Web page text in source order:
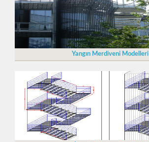
Yangın Merdiveni Modelleri